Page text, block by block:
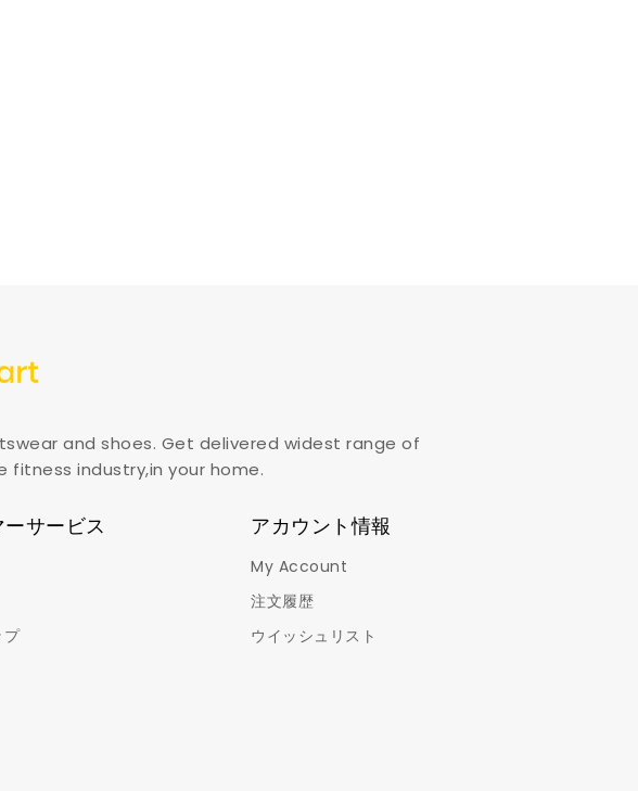
and shoes. Get delivered widest range of
industry,in your home.
サービス
プ
アカウント情報
My Account
注文履歴
ウイッシュリスト